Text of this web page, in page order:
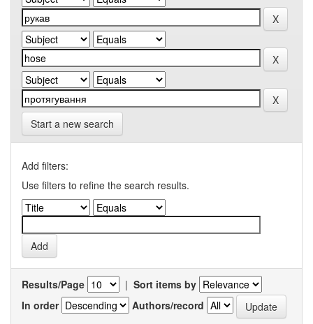
Start a new search
Add filters:
Use filters to refine the search results.
Results/Page | Sort items by
In order
Authors/record